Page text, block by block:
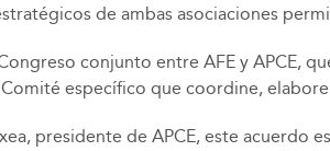
de ambas asociaciones
conjunto entre AFE y APCE,
Comité específico que coordine,
presidente de APCE, este acuerdo